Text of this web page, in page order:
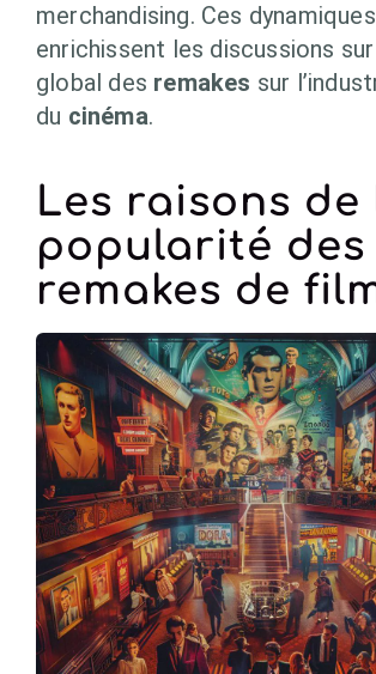
merchandising. Ces dynamiques
enrichissent les discussions
global des remakes sur
du cinéma.
Les raisons de
popularité des
remakes de